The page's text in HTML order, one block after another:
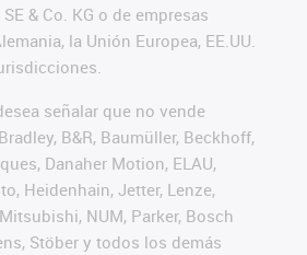
& Co. KG o de empresas
la Unión Europea, EE.UU.
señalar que no vende
B&R, Baumüller, Beckhoff,
Danaher Motion, ELAU,
Heidenhain, Jetter, Lenze,
NUM, Parker, Bosch
Stöber y todos los demás